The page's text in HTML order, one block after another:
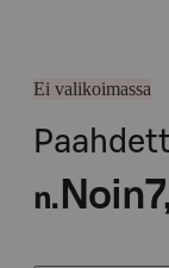
Ei valikoimassa
n. Noin